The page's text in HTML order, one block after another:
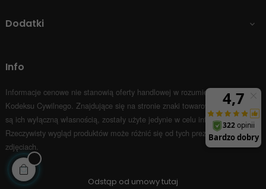
Dodatki 
Info
Informacje cenowe nie stanowią oferty handlowej w rozumieniu Art.66 par.1
Kodeksu Cywilnego. Znajdujące się na stronie znaki towarowe i nazwy firm
są ich wyłączną własnością, zostały użyte jedynie w celu informacyjnym.
Rzeczywisty wygląd produktów może różnić się od tych prezentowanych na
zdjęciach.
Odstąp od umowy tutaj